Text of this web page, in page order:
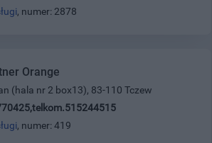
, numer: 2878
Orange
(hala nr 2 box13), 83-110 Tczew
, numer: 419